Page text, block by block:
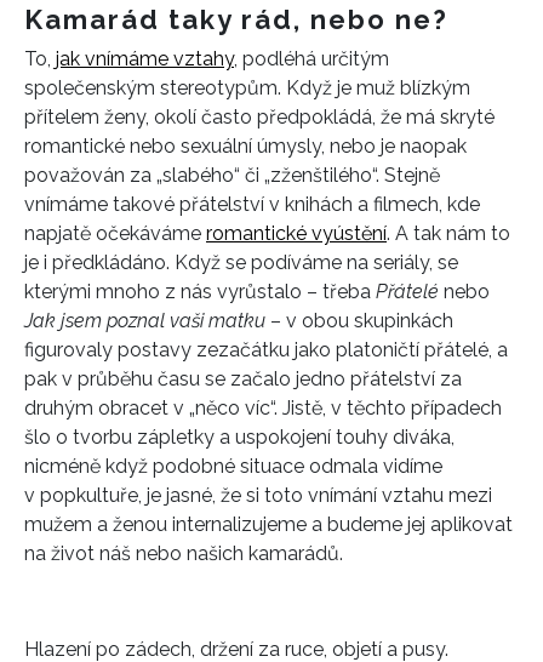
Kamarád taky rád, nebo ne?
To, jak vnímáme vztahy, podléhá určitým
společenským stereotypům. Když je muž blízkým
přítelem ženy, okolí často předpokládá, že má skryté
romantické nebo sexuální úmysly, nebo je naopak
považován za „slabého“ či „zženštilého“. Stejně
vnímáme takové přátelství v knihách a filmech, kde
napjatě očekáváme romantické vyústění. A tak nám to
je i předkládáno. Když se podíváme na seriály, se
kterými mnoho z nás vyrůstalo – třeba Přátelé nebo
Jak jsem poznal vaši matku – v obou skupinkách
figurovaly postavy zezačátku jako platoničtí přátelé, a
pak v průběhu času se začalo jedno přátelství za
druhým obracet v „něco víc“. Jistě, v těchto případech
šlo o tvorbu zápletky a uspokojení touhy diváka,
nicméně když podobné situace odmala vidíme
v popkultuře, je jasné, že si toto vnímání vztahu mezi
mužem a ženou internalizujeme a budeme jej aplikovat
na život náš nebo našich kamarádů.
Hlazení po zádech, držení za ruce, objetí a pusy.